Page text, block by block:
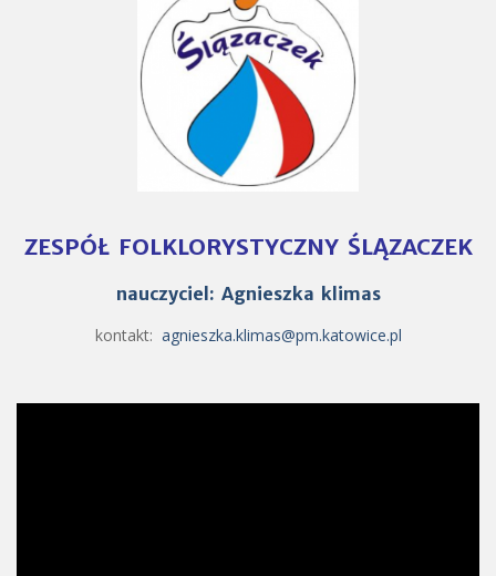
ZESPÓŁ FOLKLORYSTYCZNY ŚLĄZACZEK
nauczyciel: Agnieszka klimas
kontakt: agnieszka.klimas@pm.katowice.pl